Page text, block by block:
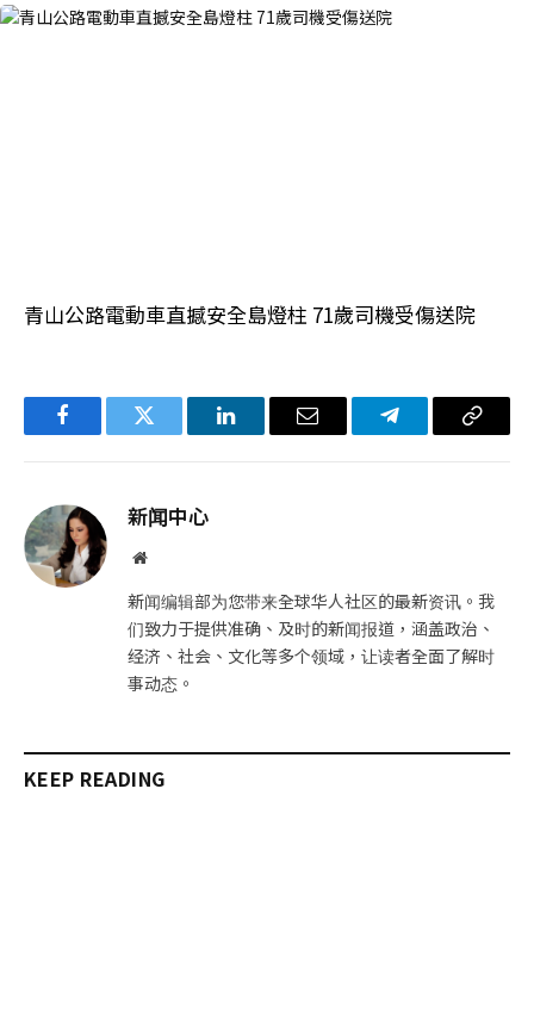
青山公路電動車直撼安全島燈柱 71歲司機受傷送院
FacebookTwitter LinkedIn电
Telegram复
新闻中心
网
新闻编辑部为您带来全球华人社区的最新资讯。我
们致力于提供准确、及时的新闻报道，涵盖政治、
经济、社会、文化等多个领域，让读者全面了解时
事动态。
KEEP READING